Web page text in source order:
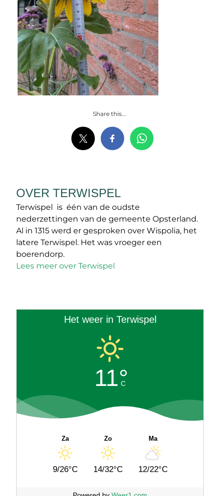
Share this...
OVER TERWISPEL
Terwispel is één van de oudste
nederzettingen van de gemeente Opsterland.
Al in 1315 werd er gesproken over Wispolia, het
latere Terwispel. Het was vroeger een
boerendorp.
Lees meer over Terwispel
Het weer in Terwispel
11°
C
Za
9/26°C
Zo
14/32°C
Ma
12/22°C